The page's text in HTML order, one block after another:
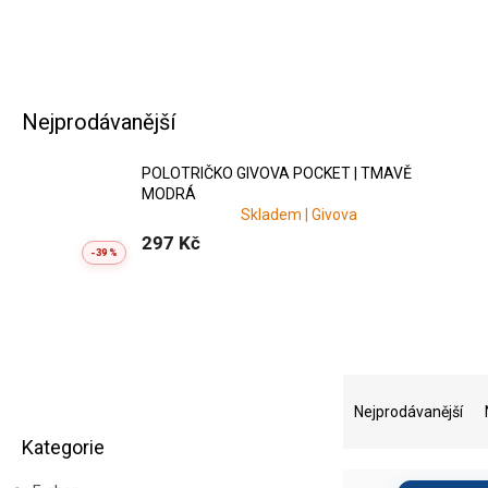
Nejprodávanější
-39 %
POLOTRIČKO GIVOVA POCKET | TMAVĚ
MODRÁ
Skladem | Givova
297 Kč
kategorie
Kategorie
Nejprodávanější